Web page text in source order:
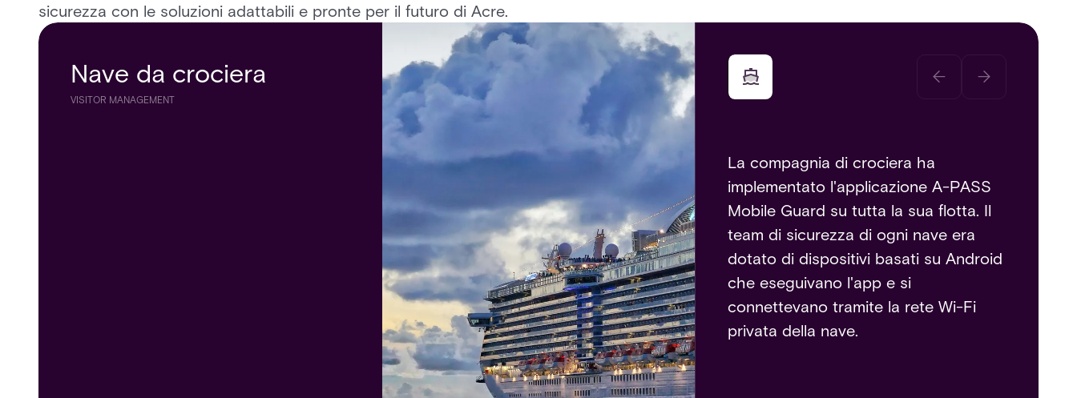
sicurezza con le soluzioni adattabili e pronte per il futuro di Acre.
Nave da crociera
VISITOR MANAGEMENT
La compagnia di crociera ha
implementato l'applicazione A-PASS
Mobile Guard su tutta la sua flotta. Il
team di sicurezza di ogni nave era
dotato di dispositivi basati su Android
che eseguivano l'app e si
connettevano tramite la rete Wi-Fi
privata della nave.